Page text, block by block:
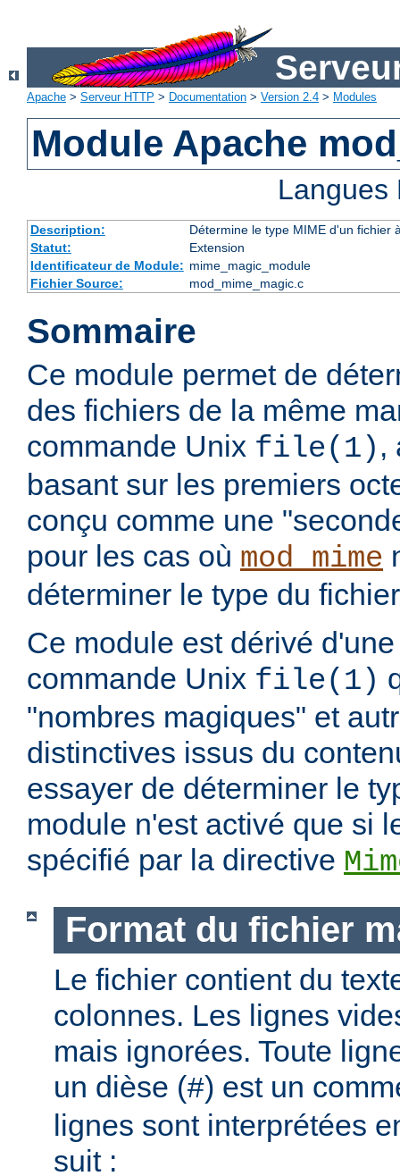
Apache > Serveur HTTP > Documentation > Version 2.4 > Modules
Module Apache
Description:
Détermine le type MIME d'un fichier
Statut:
Extension
Identificateur de Module: mime_magic_module
Fichier Source:
mod_mime_magic.c
Sommaire
Ce module permet de
des fichiers de la même
commande Unix file(1) ,
basant sur les premiers
conçu comme une
pour les cas où mod_mime
déterminer le type du
Ce module est dérivé
commande Unix file(1)
"nombres magiques" et
distinctives issus du
essayer de déterminer le
module n'est activé que si
spécifié par la directive
Format du fichier
Le fichier contient du
colonnes. Les lignes
mais ignorées. Toute
un dièse (#) est un
lignes sont interprétées
suit :